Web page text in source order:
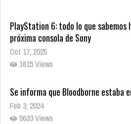
PlayStation 6: todo lo que sabemos
próxima consola de Sony
Oct 17, 2025
1615 Views
Se informa que Bloodborne estaba
Feb 3, 2024
5633 Views